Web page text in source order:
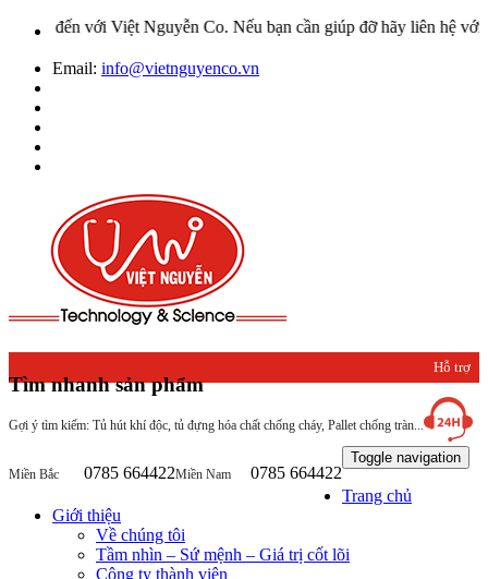
Việt Nguyễn Co. Nếu bạn cần giúp đỡ hãy liên hệ với chúng tôi qua
Email: info@vietnguyenco.vn
Tìm nhanh sản phẩm
Gợi ý tìm kiếm: Tủ hút khí độc, tủ đựng hóa chất chống cháy, Pallet chống tràn...
Hỗ trợ
khách
hàng
Miền Bắc 0785 664422Miền Nam 0785 664422
Toggle navigation
Trang chủ
Giới thiệu
Về chúng tôi
Tầm nhìn – Sứ mệnh – Giá trị cốt lõi
Công ty thành viên